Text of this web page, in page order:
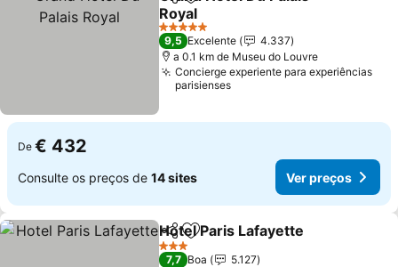
PartilharAdicionar aos favoritos
Royal
Ver preços
5 Estrelas
9,5 Excelente
4.337
a 0.1 km de Museu do Louvre
Concierge experiente para experiências
parisienses
De € 432
Consulte os preços de 14 sites Ver preços
PartilharAdicionar aos favoritos
Hotel Paris Lafayette
3 Estrelas
7,7 Boa
5.127